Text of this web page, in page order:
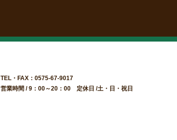
TEL・FAX：0575-67-9017
営業時間 / 9：00～20：00 定休日 /土・日・祝日